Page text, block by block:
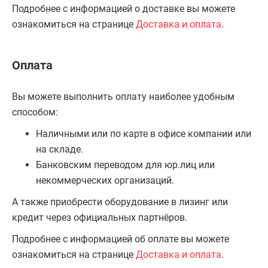
Подробнее с информацией о доставке вы можете
ознакомиться на странице Доставка и оплата.
Оплата
Вы можете выполнить оплату наиболее удобным
способом:
Наличными или по карте в офисе компании или
на складе.
Банковским переводом для юр.лиц или
некоммерческих организаций.
А также приобрести оборудование в лизинг или
кредит через официальных партнёров.
Подробнее с информацией об оплате вы можете
ознакомиться на странице Доставка и оплата.